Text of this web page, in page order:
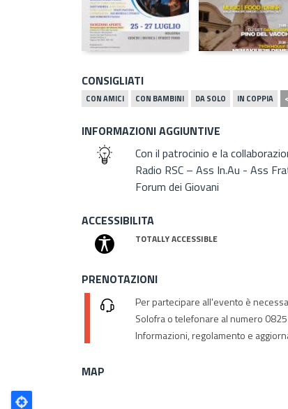
CONSIGLIATI
CON AMICI CON BAMBINI DA SOLO IN COPPIA
INFORMAZIONI AGGIUNTIVE
Con il patrocinio e la
Radio RSC – Ass In.Au - Ass
Forum dei Giovani
ACCESSIBILITA
TOTALLY ACCESSIBLE
PRENOTAZIONI
Per partecipare all'evento è
Solofra o telefonare al numero
Informazioni, regolamento e
MAP
Poligono